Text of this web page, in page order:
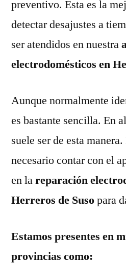
preventivo. Esta es la
detectar desajustes a
ser atendidos en nuestra
electrodomésticos en
Aunque normalmente
es bastante sencilla. En
suele ser de esta
necesario contar con el
en lareparación
Herreros de Susopara
Estamos presentes en
provincias como: